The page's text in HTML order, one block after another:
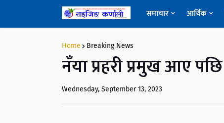
समाचार आर्थिक
Home Breaking News
नँया प्रहरी प्रमुख आए
Wednesday, September 13, 2023